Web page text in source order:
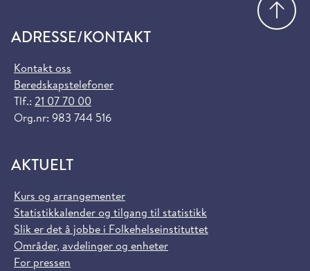
ADRESSE/KONTAKT
Kontakt oss
Beredskapstelefoner
Tlf.: 21 07 70 00
Org.nr: 983 744 516
AKTUELT
Kurs og arrangementer
Statistikkalender og tilgang til statistikk
Slik er det å jobbe i Folkehelseinstituttet
Områder, avdelinger og enheter
For pressen